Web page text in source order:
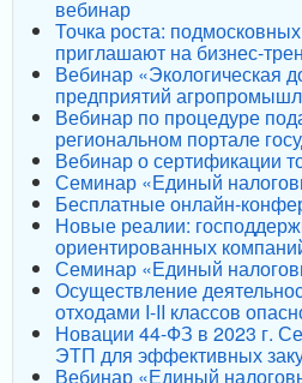
вебинар
Точка роста:
приглашают на бизнес-
Вебинар «Экологическая
предприятий
Вебинар по процедуре
региональном портале
Вебинар о сертификации
Семинар «Единый
Бесплатные онлайн-
Новые реалии:
ориентированных
Семинар «Единый
Осуществление
отходами I-II классов
Новации 44-ФЗ в 2023 г.
ЭТП для эффективных
Вебинар «Единый